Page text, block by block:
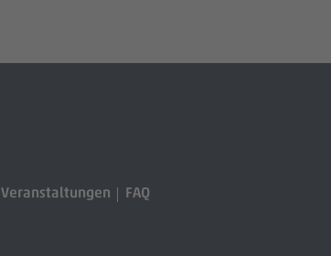
Veranstaltungen FAQ